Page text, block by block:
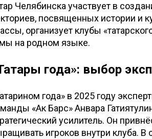
Челябинска участвует в
посвященных истории и
организует клубы
на родном языке.
года»: выбор
года» в 2025 году
«Ак Барс» Анвара
усилитель. Он
игроков внутри клуба. В